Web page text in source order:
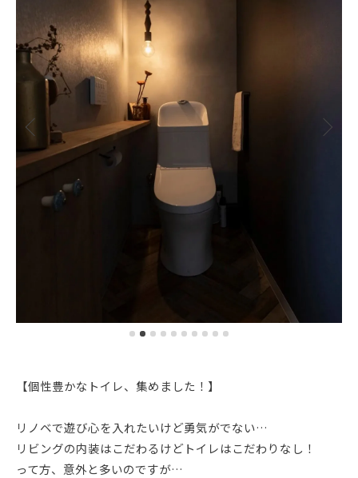
【個性豊かなトイレ、集めました！】
リノベで遊び心を入れたいけど勇気がでない…
リビングの内装はこだわるけどトイレはこだわりなし！
って方、意外と多いのですが…